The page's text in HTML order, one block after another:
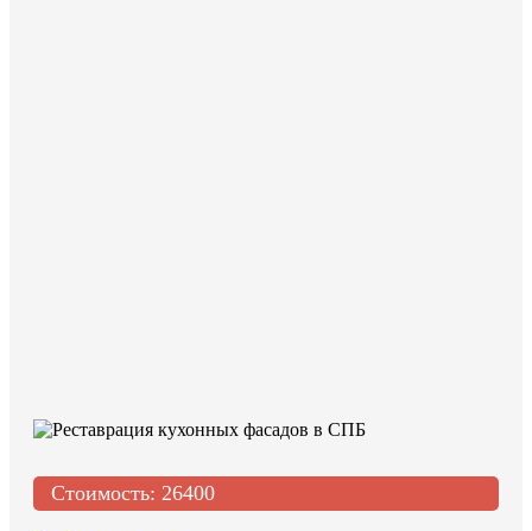
Стоимость: 26400